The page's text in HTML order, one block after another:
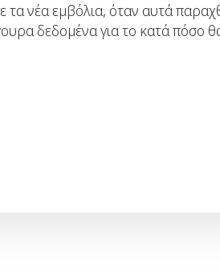
νέα εμβόλια, όταν αυτά
δεδομένα για το κατά πόσο